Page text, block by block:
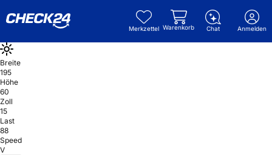
Merkzettel Warenkorb Chat Anmelden
Breite
195
Höhe
60
Zoll
15
Last
88
Speed
V